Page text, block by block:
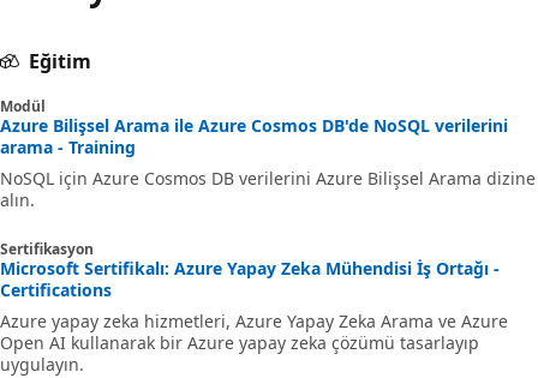
Eğitim
Modül
Azure Bilişsel Arama ile Azure Cosmos DB'de NoSQL verilerini
arama - Training
NoSQL için Azure Cosmos DB verilerini Azure Bilişsel Arama dizine
alın.
Sertifikasyon
Microsoft Sertifikalı: Azure Yapay Zeka Mühendisi İş Ortağı -
Certifications
Azure yapay zeka hizmetleri, Azure Yapay Zeka Arama ve Azure
Open AI kullanarak bir Azure yapay zeka çözümü tasarlayıp
uygulayın.